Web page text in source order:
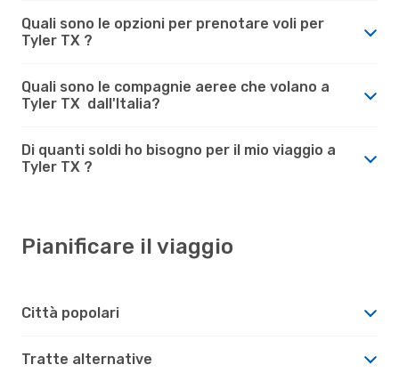
Quali sono le opzioni per prenotare voli per
Tyler TX ?
Quali sono le compagnie aeree che volano a
Tyler TX dall'Italia?
Di quanti soldi ho bisogno per il mio viaggio a
Tyler TX ?
Pianificare il viaggio
Città popolari
Tratte alternative